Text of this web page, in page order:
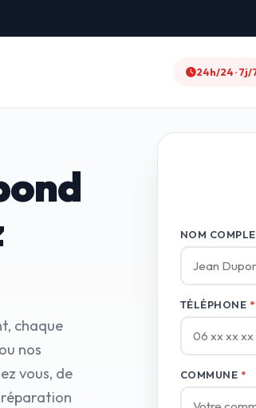
24h/24 · 7j/
chaque
nos
vous, de
NOM
TÉLÉPHONE *
COMMUNE *